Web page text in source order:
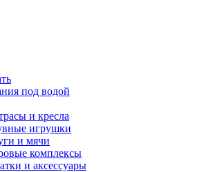
под водой
и кресла
игрушки
и мячи
комплексы
и аксессуары